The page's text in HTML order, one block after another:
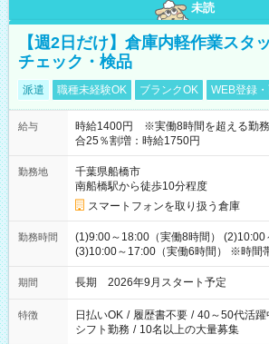
未読
【週2日だけ】倉庫内軽作業ス
チェック・検品
派遣 職種未経験OK ブランクOK WEB登録
給与
時給1400円 ※実働8時間を超える勤
合25％割増：時給1750円
勤務地
千葉県船橋市
南船橋駅から徒歩10分程度
スマートフォンを取り扱う倉庫
勤務時間
(1)9:00～18:00（実働8時間） (2)10:00
(3)10:00～17:00（実働6時間） ※時間
期間 長期 2026年9月スタート予定
特徴 日払いOK / 履歴書不要 / 40～50代活躍
シフト勤務 / 10名以上の大量募集